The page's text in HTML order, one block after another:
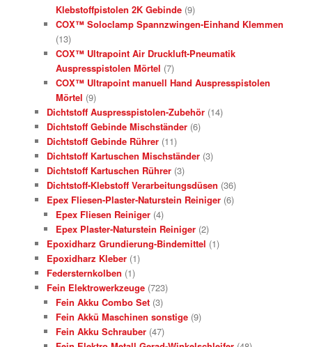
Klebstoffpistolen 2K Gebinde (9)
COX™ Soloclamp Spannzwingen-Einhand Klemmen
(13)
COX™ Ultrapoint Air Druckluft-Pneumatik
Auspresspistolen Mörtel (7)
COX™ Ultrapoint manuell Hand Auspresspistolen
Mörtel (9)
Dichtstoff Auspresspistolen-Zubehör (14)
Dichtstoff Gebinde Mischständer (6)
Dichtstoff Gebinde Rührer (11)
Dichtstoff Kartuschen Mischständer (3)
Dichtstoff Kartuschen Rührer (3)
Dichtstoff-Klebstoff Verarbeitungsdüsen (36)
Epex Fliesen-Plaster-Naturstein Reiniger (6)
Epex Fliesen Reiniger (4)
Epex Plaster-Naturstein Reiniger (2)
Epoxidharz Grundierung-Bindemittel (1)
Epoxidharz Kleber (1)
Federsternkolben (1)
Fein Elektrowerkzeuge (723)
Fein Akku Combo Set (3)
Fein Akkü Maschinen sonstige (9)
Fein Akku Schrauber (47)